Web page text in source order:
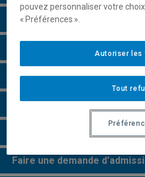
Conditions d'admission
Cours à suivre et horaires
Grille de cheminement
Particularités
Perspectives
Faire une demande
pouvez personnaliser votre
« Préférences ».
Tout
Autoriser les